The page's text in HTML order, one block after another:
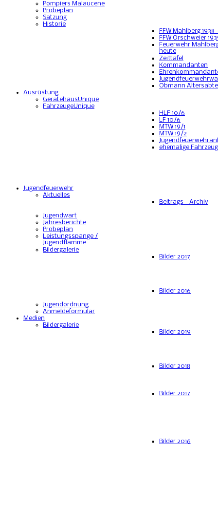
Pompiers Malaucene
Probeplan
Satzung
Historie
FFW Mahlberg 1938
FFW Orschweier
Feuerwehr
heute
Zeittafel
Kommandanten
Obmann
Ausrüstung
GerätehausUnique
FahrzeugeUnique
HLF 10/6
LF 10/6
MTW 19/1
MTW 19/2
ehemalige
Jugendfeuerwehr
Aktuelles
Beitrags - Archiv
Jugendwart
Jahresberichte
Probeplan
Leistungsspange /
Jugendflamme
Bildergalerie
Bilder 2017
Bilder 2016
Jugendordnung
Anmeldeformular
Medien
Bildergalerie
Bilder 2019
Bilder 2018
Bilder 2017
Bilder 2016